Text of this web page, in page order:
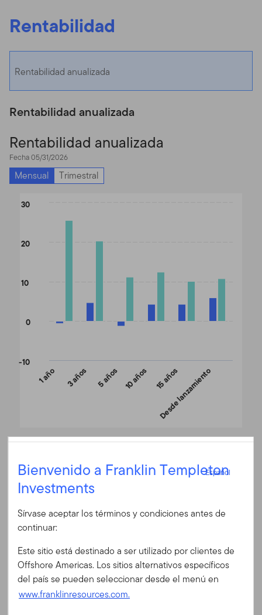
Iniciar sesión
ID de usuario
Contraseña
Rentabilidad
Rentabilidad anualizada
Rentabilidad anualizada
Rentabilidad anualizada
Fecha 05/31/2026
Mensual
Trimestral
Bar chart with 2 data series.
The chart has 1 Y axis displaying values. Data ranges from -
1 año 3 años 5 años 10 años 15 años
Desde lanzamiento
0
10
20
30
-10
Fecha 05/31/2026
Divisa
1 año
3 años
5 años
-1,34
10 años
4,62
15 años
Desde lanzamiento
Bienvenido a Franklin Templeton
Investments
Español
Sírvase aceptar los términos y condiciones antes de
continuar:
Este sitio está destinado a ser utilizado por clientes de
Offshore Americas. Los sitios alternativos específicos
del país se pueden seleccionar desde el menú en
www.franklinresources.com.